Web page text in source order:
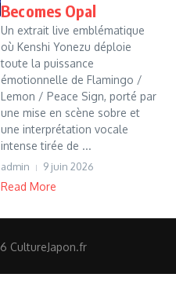
Becomes Opal
Un extrait live emblématique
où Kenshi Yonezu déploie
toute la puissance
émotionnelle de Flamingo /
Lemon / Peace Sign, porté par
une mise en scène sobre et
une interprétation vocale
intense tirée de ...
admin 9 juin 2026
Read More